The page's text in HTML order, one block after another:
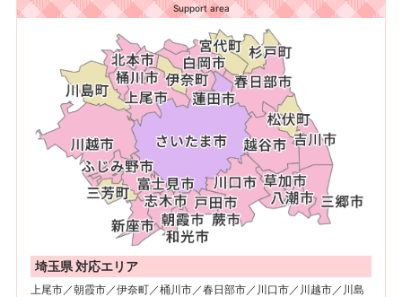
Support area
埼玉県 対応エリア
上尾市／朝霞市／伊奈町／桶川市／春日部市／川口市／川越市／川島